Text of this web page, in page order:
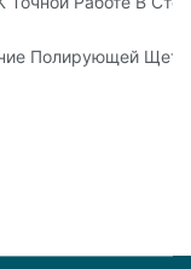
Полирующей